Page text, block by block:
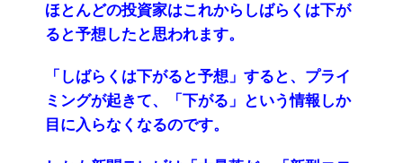
ほとんどの投資家はこれからしばらくは下が
ると予想したと思われます。
「しばらくは下がると予想」すると、プライ
ミングが起きて、「下がる」という情報しか
目に入らなくなるのです。